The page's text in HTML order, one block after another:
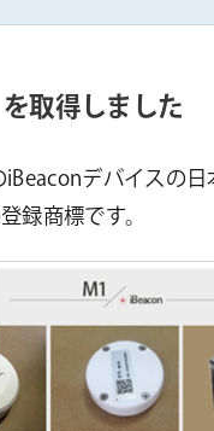
取得しました
デバイスの
録商標です。